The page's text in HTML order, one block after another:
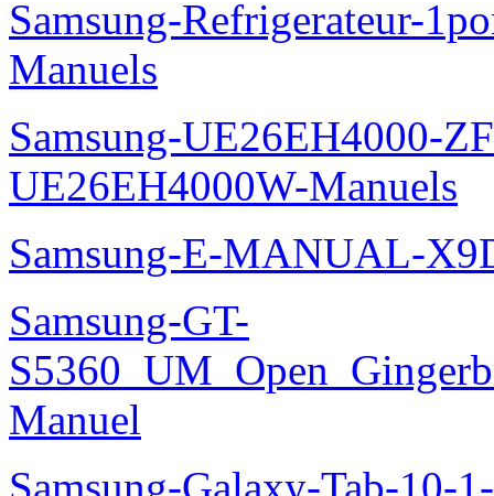
Samsung-Refrigerateur-
Manuels
Samsung-UE26EH4000-
UE26EH4000W-Manuels
Samsung-E-MANUAL-
Samsung-GT-
Manuel